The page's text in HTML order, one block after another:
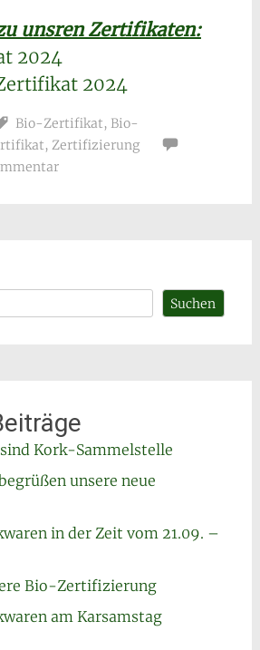
unsren Zertifikaten:
2024
2024
Bio-Zertifikat, Bio-
, Zertifizierung
Suchen
Kork-Sammelstelle
unsere neue
in der Zeit vom 21.09. –
Bio-Zertifizierung
am Karsamstag